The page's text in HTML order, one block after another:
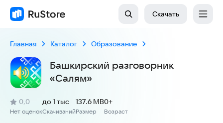
Скачать
Главная Каталог Образование
Башкирский разговорник
«Салям»
Рейтинг:
0,0
(
Нет оценок
)
Скачиваний
до 1 тыс
Размер
137.6 MB
Возраст
0+